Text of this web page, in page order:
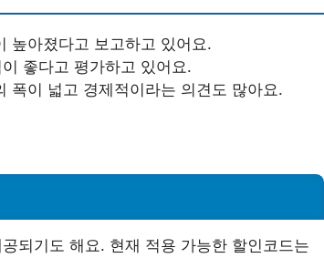
높아졌다고 보고하고 있어요.
좋다고 평가하고 있어요.
폭이 넓고 경제적이라는 의견도 많아요.
되기도 해요. 현재 적용 가능한 할인코드는